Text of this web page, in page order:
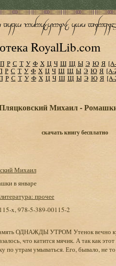
RoyalLib.com
П Р С Т У Ф Х Ц Ч Ш Щ Ы Э Ю Я
Р С Т У Ф Х Ц Ч Ш Щ Ы Э Ю Я
Р С Т У Ф Х Ц Ч Ш Щ Ы Э Ю Я
Михаил -
скачать книгу бесплатно
Михаил
в январе
прочее
x, 978-5-389-00115-2
ОДНАЖДЫ УТРОМ Утенок вечно
что катится мячик. А так как
по утрам умываться. Его, бывало, не